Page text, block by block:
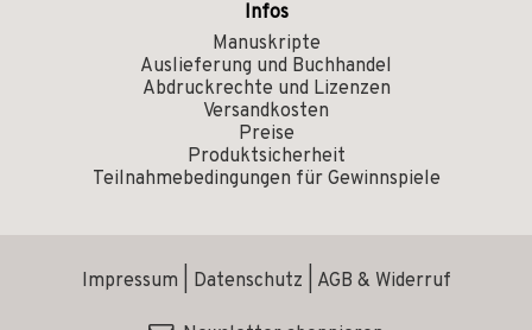
Infos
Manuskripte
Auslieferung und Buchhandel
Abdruckrechte und Lizenzen
Versandkosten
Preise
Produktsicherheit
Teilnahmebedingungen für Gewinnspiele
Impressum Datenschutz AGB & Widerruf